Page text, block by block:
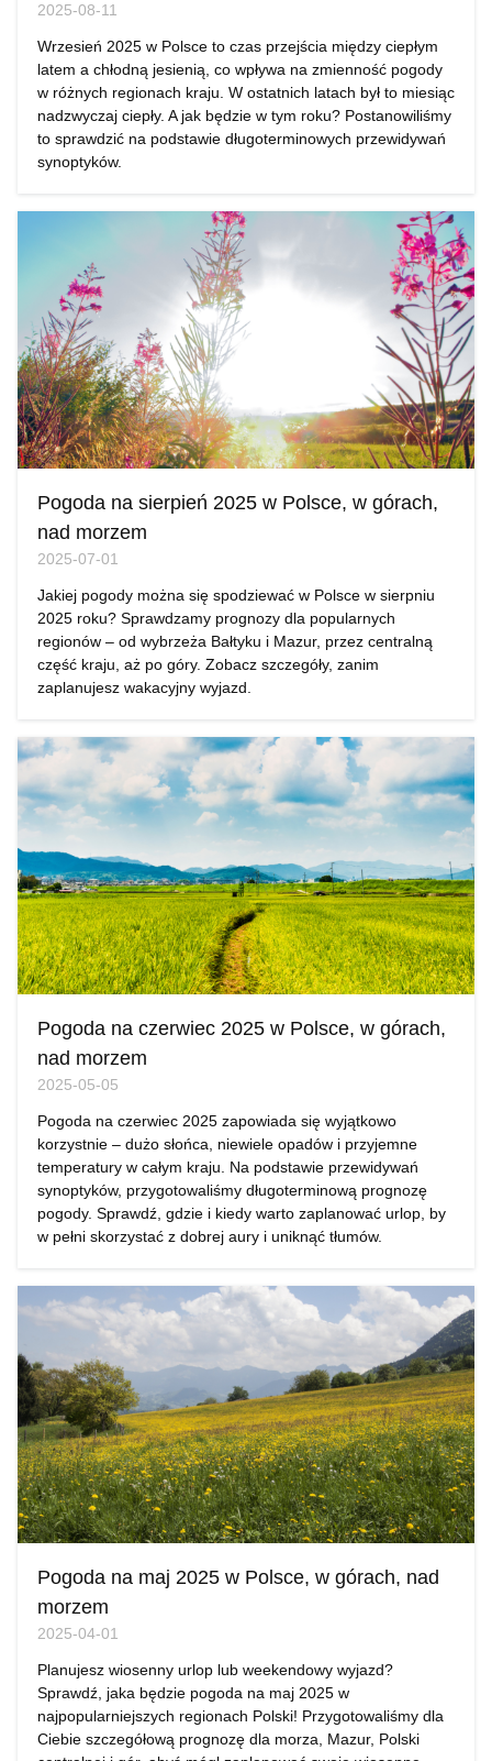
2025-08-11
Wrzesień 2025 w Polsce to czas przejścia między ciepłym
latem a chłodną jesienią, co wpływa na zmienność pogody
w różnych regionach kraju. W ostatnich latach był to miesiąc
nadzwyczaj ciepły. A jak będzie w tym roku? Postanowiliśmy
to sprawdzić na podstawie długoterminowych przewidywań
synoptyków.
Pogoda na sierpień 2025 w Polsce, w górach,
nad morzem
2025-07-01
Jakiej pogody można się spodziewać w Polsce w sierpniu
2025 roku? Sprawdzamy prognozy dla popularnych
regionów – od wybrzeża Bałtyku i Mazur, przez centralną
część kraju, aż po góry. Zobacz szczegóły, zanim
zaplanujesz wakacyjny wyjazd.
Pogoda na czerwiec 2025 w Polsce, w górach,
nad morzem
2025-05-05
Pogoda na czerwiec 2025 zapowiada się wyjątkowo
korzystnie – dużo słońca, niewiele opadów i przyjemne
temperatury w całym kraju. Na podstawie przewidywań
synoptyków, przygotowaliśmy długoterminową prognozę
pogody. Sprawdź, gdzie i kiedy warto zaplanować urlop, by
w pełni skorzystać z dobrej aury i uniknąć tłumów.
Pogoda na maj 2025 w Polsce, w górach, nad
morzem
2025-04-01
Planujesz wiosenny urlop lub weekendowy wyjazd?
Sprawdź, jaka będzie pogoda na maj 2025 w
najpopularniejszych regionach Polski! Przygotowaliśmy dla
Ciebie szczegółową prognozę dla morza, Mazur, Polski